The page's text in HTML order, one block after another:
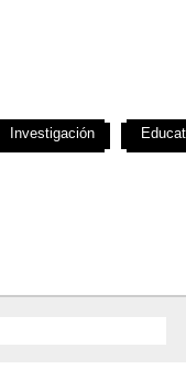
Investigación